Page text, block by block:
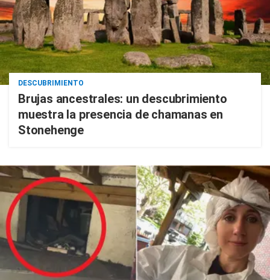
DESCUBRIMIENTO
Brujas ancestrales: un descubrimiento
muestra la presencia de chamanas en
Stonehenge